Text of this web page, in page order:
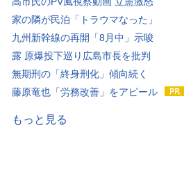
家の隣が民泊「トラウマなった」
九州新幹線の再開「8月中」示唆
露 原爆投下巡り広島市長を批判
無期刑の「終身刑化」傾向続く
藤原竜也「労務改善」をアピール
もっと見る